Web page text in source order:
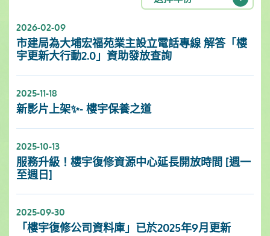
2026-02-09
市建局為大埔宏福苑業主設立電話專線 解答「樓
宇更新大行動2.0」資助發放查詢
2025-11-18
新影片上架✨- 樓宇保養之道
2025-10-13
服務升級！樓宇復修資源中心延長開放時間 [週一
至週日]
2025-09-30
「樓宇復修公司資料庫」已於2025年9月更新